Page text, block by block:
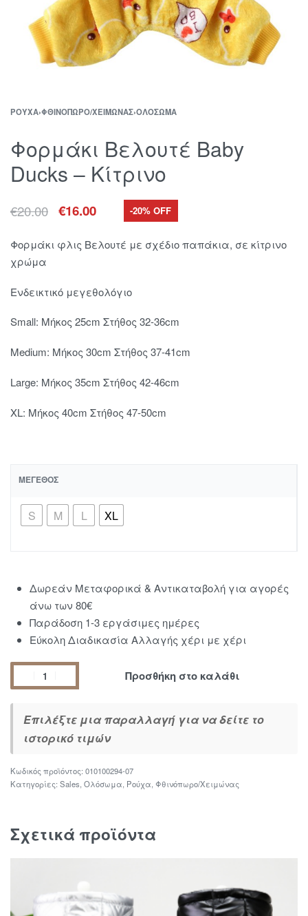
ΡΟΎΧΑ›ΦΘΙΝΌΠΩΡΟ/ΧΕΙΜΏΝΑΣ›ΟΛΌΣΩΜΑ
Φορμάκι Βελουτέ Baby
Ducks – Κίτρινο
€20.00 €16.00 -20% OFF
Φορμάκι φλις Βελουτέ με σχέδιο παπάκια, σε κίτρινο
χρώμα
Ενδεικτικό μεγεθολόγιο
Small: Μήκος 25cm Στήθος 32-36cm
Medium: Μήκος 30cm Στήθος 37-41cm
Large: Mήκος 35cm Στήθος 42-46cm
XL: Μήκος 40cm Στήθος 47-50cm
ΜΈΓΕΘΟΣ
S Μ L XL
Δωρεάν Μεταφορικά & Αντικαταβολή για αγορές
άνω των 80€
Παράδοση 1-3 εργάσιμες ημέρες
Εύκολη Διαδικασία Αλλαγής χέρι με χέρι
Προσθήκη στο καλάθι
Επιλέξτε μια παραλλαγή για να δείτε το
ιστορικό τιμών
010100294-07
Κατηγορίες: Sales, Ολόσωμα, Ρούχα, Φθινόπωρο/Χειμώνας
Σχετικά προϊόντα